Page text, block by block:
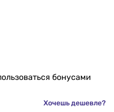
бонусами
Хочешь дешевле?